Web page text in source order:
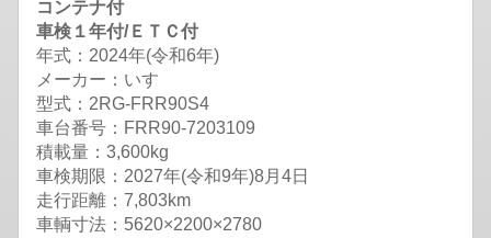
コンテナ付
車検１年付/ＥＴＣ付
年式：2024年(令和6年)
メーカー：いすゞ
型式：2RG-FRR90S4
車台番号：FRR90-7203109
積載量：3,600kg
車検期限： 2027年(令和9年)8月4日
走行距離：7,803km
車輌寸法：5620×2200×2780